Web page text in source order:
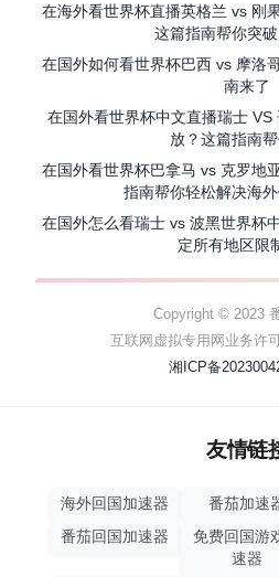
在海外看世界杯直播英格兰 vs 刚
这篇指南帮你突
在国外如何看世界杯巴西 vs 摩洛
南来了
在国外看世界杯中文直播瑞士
放？这篇指南
在国外看世界杯巴拿马 vs 克罗地
指南帮你轻松解决海
在国外怎么看瑞士 vs 波黑世界杯
定所有地区限
Copyright © 2023
互联网虚拟专用网业务许
湘ICP备
友情链
海外回国加速器 番茄加速
番茄回国加速器
免费回国游
速器